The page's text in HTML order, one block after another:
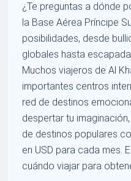
¿Te preguntas a dónde
la Base Aérea Príncipe
posibilidades, desde
globales hasta
Muchos viajeros de Al
importantes centros
red de destinos
despertar tu
de destinos populares
en USD para cada mes.
cuándo viajar para